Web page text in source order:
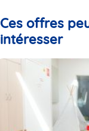
Ces offres
intéresser